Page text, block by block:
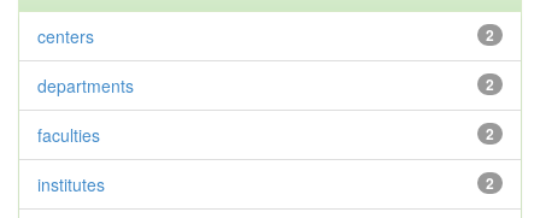
2
centers
2
departments
2
faculties
2
institutes